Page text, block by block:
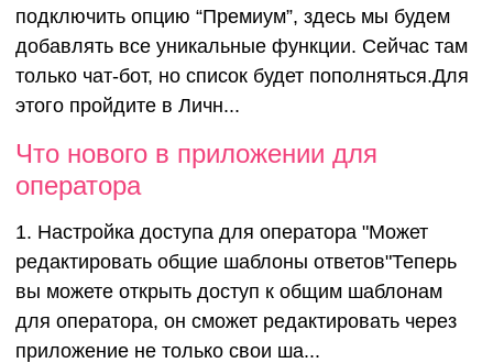
подключить опцию “Премиум”, здесь мы будем
добавлять все уникальные функции. Сейчас там
только чат-бот, но список будет пополняться.Для
этого пройдите в Личн...
Что нового в приложении для
оператора
1. Настройка доступа для оператора "Может
редактировать общие шаблоны ответов"Теперь
вы можете открыть доступ к общим шаблонам
для оператора, он сможет редактировать через
приложение не только свои ша...